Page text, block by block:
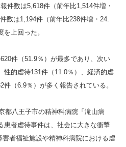
件数は5,618件（前年比1,514件増・
数は1,194件（前年比238件増・24.
上回った。
件（51.9％）が最多であり、次い
性的虐待131件（11.0％）、経済的虐
（6.9％）が多く報告されている。
都八王子市の精神科病院「滝山病
患者虐待事件は、社会に大きな衝撃
者福祉施設や精神科病院における虐